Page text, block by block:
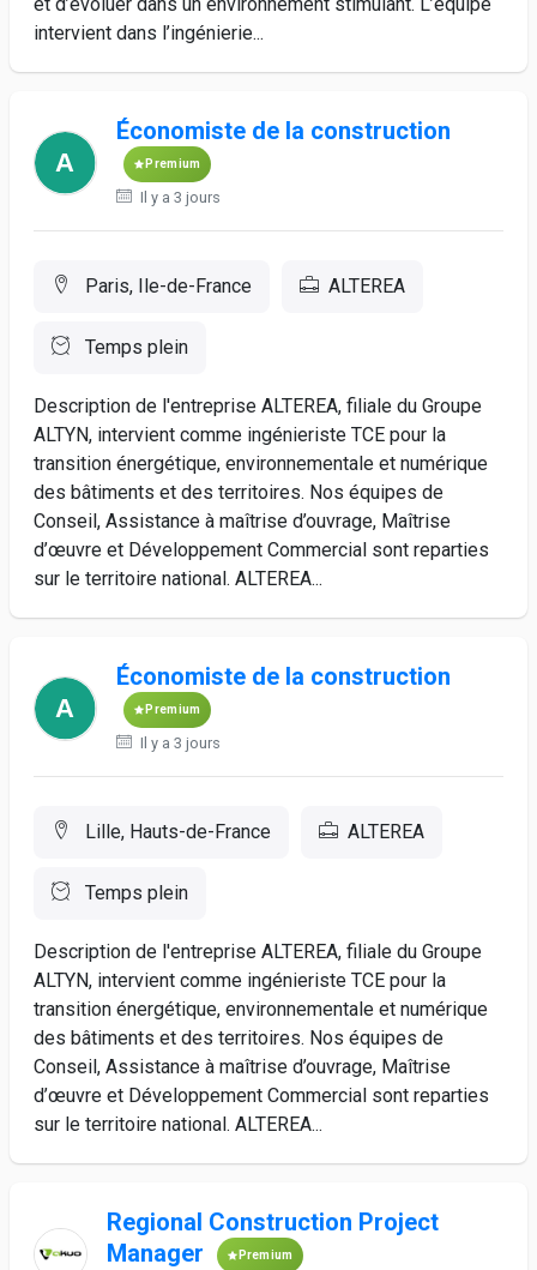
intervient dans l’ingénierie...
Économiste de la construction
Premium
Il y a 3 jours
Paris, Ile-de-France ALTEREA
Temps plein
Description de l'entreprise ALTEREA, filiale du Groupe
ALTYN, intervient comme ingénieriste TCE pour la
transition énergétique, environnementale et numérique
des bâtiments et des territoires. Nos équipes de
Conseil, Assistance à maîtrise d’ouvrage, Maîtrise
d’œuvre et Développement Commercial sont reparties
sur le territoire national. ALTEREA...
Économiste de la construction
Premium
Il y a 3 jours
Lille, Hauts-de-France ALTEREA
Temps plein
Description de l'entreprise ALTEREA, filiale du Groupe
ALTYN, intervient comme ingénieriste TCE pour la
transition énergétique, environnementale et numérique
des bâtiments et des territoires. Nos équipes de
Conseil, Assistance à maîtrise d’ouvrage, Maîtrise
d’œuvre et Développement Commercial sont reparties
sur le territoire national. ALTEREA...
Regional Construction Project
Manager
Premium